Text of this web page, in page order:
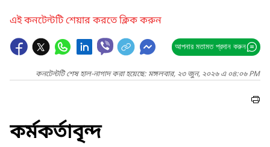
এই কনটেন্টটি শেয়ার করতে ক্লিক করুন
আপনার মতামত প্রদান করুন
কনটেন্টটি শেষ হাল-নাগাদ করা হয়েছে: মঙ্গলবার, ২৩ জুন, ২০২৬ এ ০৪:০৬ PM
কর্মকর্তাবৃন্দ